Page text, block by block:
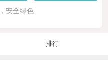
安全绿色
排行